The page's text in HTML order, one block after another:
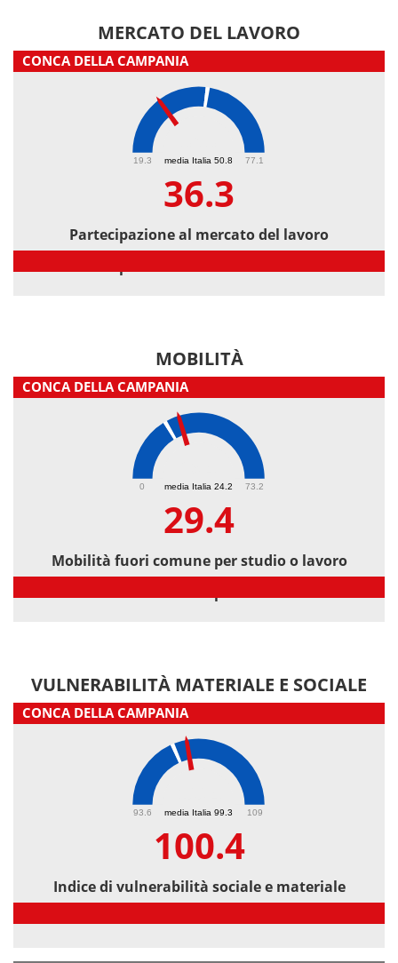
MERCATO DEL LAVORO
CONCA DELLA CAMPANIA
media Italia 50.8
19.3 77.1
36.3
Partecipazione al mercato del lavoro
MOBILITÀ
CONCA DELLA CAMPANIA
media Italia 24.2
0 73.2
29.4
Mobilità fuori comune per studio o lavoro
VULNERABILITÀ MATERIALE E SOCIALE
CONCA DELLA CAMPANIA
media Italia 99.3
93.6 109
100.4
Indice di vulnerabilità sociale e materiale